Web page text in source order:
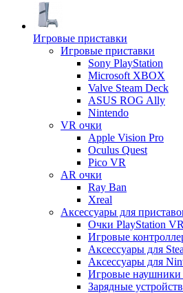
Игровые приставки
Игровые приставки
Sony PlayStation
Microsoft XBOX
Valve Steam Deck
ASUS ROG Ally
Nintendo
VR очки
Apple Vision Pro
Oculus Quest
Pico VR
AR очки
Ray Ban
Xreal
Аксессуары для
Очки PlayStation VR
Игровые
Аксессуары для
Аксессуары для
Игровые наушники
Зарядные